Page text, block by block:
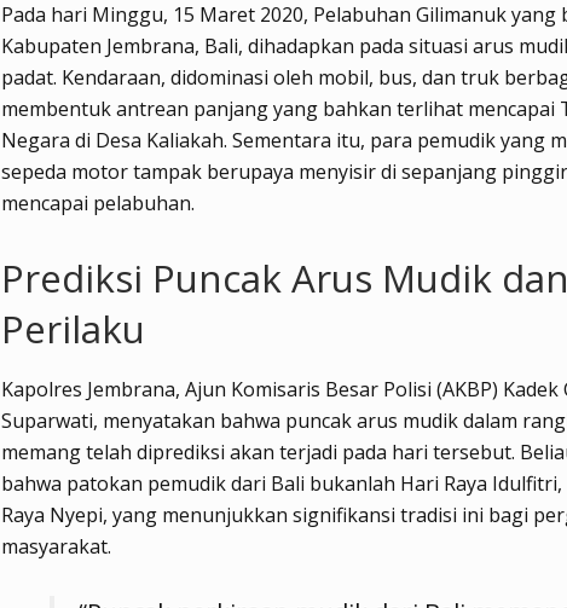
Pada hari Minggu, 15 Maret 2020, Pelabuhan Gilimanuk yang
Kabupaten Jembrana, Bali, dihadapkan pada situasi arus
padat. Kendaraan, didominasi oleh mobil, bus, dan truk
membentuk antrean panjang yang bahkan terlihat mencapai
Negara di Desa Kaliakah. Sementara itu, para pemudik yang
sepeda motor tampak berupaya menyisir di sepanjang
mencapai pelabuhan.
Prediksi Puncak Arus Mudik
Perilaku
Kapolres Jembrana, Ajun Komisaris Besar Polisi (AKBP) Kadek
Suparwati, menyatakan bahwa puncak arus mudik dalam
memang telah diprediksi akan terjadi pada hari tersebut.
bahwa patokan pemudik dari Bali bukanlah Hari Raya
Raya Nyepi, yang menunjukkan signifikansi tradisi ini bagi
masyarakat.